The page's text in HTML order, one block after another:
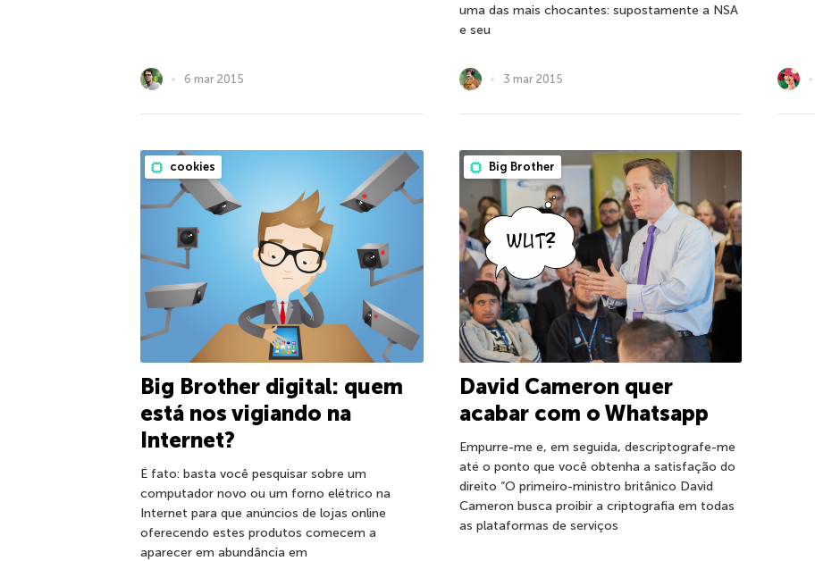
6 mar 2015
uma das mais chocantes: supostamente a NSA
e seu
3 mar 2015
cookies
Big Brother digital: quem
está nos vigiando na
Internet?
É fato: basta você pesquisar sobre um
computador novo ou um forno elétrico na
Internet para que anúncios de lojas online
oferecendo estes produtos comecem a
aparecer em abundância em
Big Brother
David Cameron quer
acabar com o Whatsapp
Empurre-me e, em seguida, descriptografe-me
até o ponto que você obtenha a satisfação do
direito “O primeiro-ministro britânico David
Cameron busca proibir a criptografia em todas
as plataformas de serviços